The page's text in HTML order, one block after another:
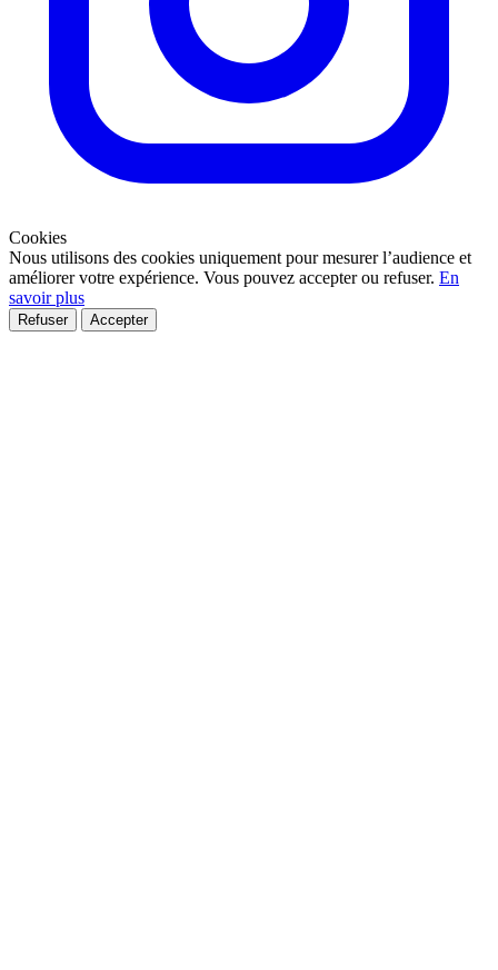
Cookies
Nous utilisons des cookies uniquement pour mesurer l’audience et
améliorer votre expérience. Vous pouvez accepter ou refuser. En
savoir plus
Refuser Accepter